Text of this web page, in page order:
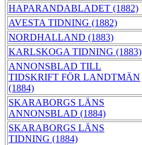
HAPARANDABLADET (1882)
AVESTA TIDNING (1882)
NORDHALLAND (1883)
KARLSKOGA TIDNING (1883)
ANNONSBLAD TILL
TIDSKRIFT FÖR LANDTMÄN
(1884)
SKARABORGS LÄNS
ANNONSBLAD (1884)
SKARABORGS LÄNS
TIDNING (1884)